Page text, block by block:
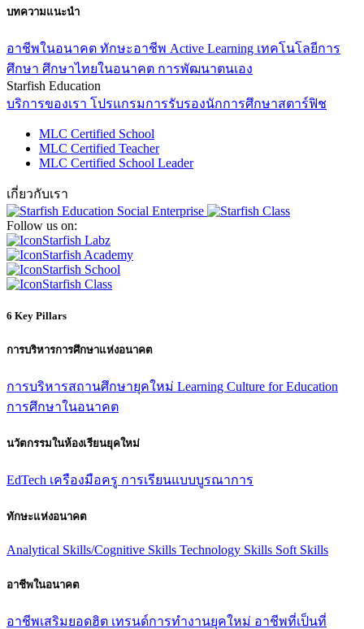
บทความแนะนำ
อาชีพในอนาคต ทักษะอาชีพ Active Learning เทคโนโลยีการ
ศึกษา ศึกษาไทยในอนาคต การพัฒนาตนเอง
Starfish Education
บริการของเรา โปรแกรมการรับรองนักการศึกษาสตาร์ฟิช
MLC Certified School
MLC Certified Teacher
MLC Certified School Leader
เกี่ยวกับเรา
Follow us on:
Starfish Labz
Starfish Academy
Starfish School
Starfish Class
6 Key Pillars
การบริหารการศึกษาแห่งอนาคต
การบริหารสถานศึกษายุคใหม่ Learning Culture for Education
การศึกษาในอนาคต
นวัตกรรมในห้องเรียนยุคใหม่
EdTech เครืองมือครู การเรียนแบบบูรณาการ
ทักษะแห่งอนาคต
Analytical Skills/Cognitive Skills Technology Skills Soft Skills
อาชีพในอนาคต
อาชีพเสริมยอดฮิต เทรนด์การทํางานยุคใหม่ อาชีพที่เป็นที่